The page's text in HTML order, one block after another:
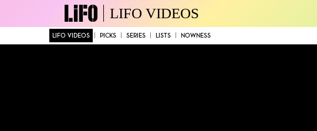
LIFO VIDEOS
LIFO VIDEOS PICKS SERIES LISTS NOWNESS